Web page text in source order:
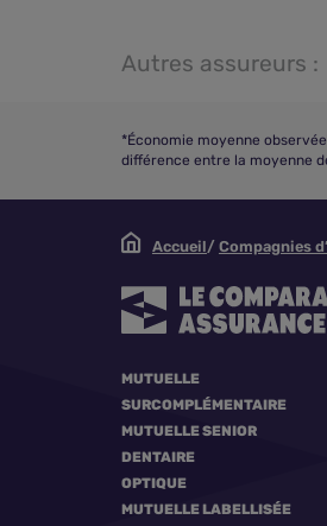
Autres assureurs :
*Économie moyenne
différence entre la moyenne
Accueil Compagnies
MUTUELLE
SURCOMPLÉMENTAIRE
MUTUELLE SENIOR
DENTAIRE
OPTIQUE
MUTUELLE LABELLISÉE